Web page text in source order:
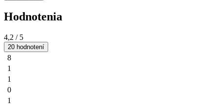
Hodnotenia
4,2 / 5
20 hodnotení
8
1
1
0
1